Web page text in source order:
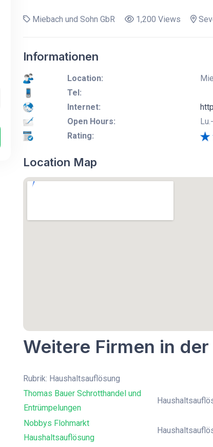
Miebach und Sohn GbR 1,200 Views
Informationen
Location:
Tel:
Internet:
Open Hours:
Rating:
Location Map
Weitere Firmen in
Rubrik: Haushaltsauflösung
Thomas Bauer Schrotthandel und
Entrümpelungen
Nobbys Flohmarkt
Haushaltsauflösung